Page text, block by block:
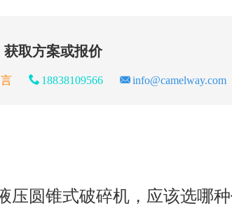
获取方案或报价
18838109566 info@camelway.com
圆锥式破碎机，应该选哪